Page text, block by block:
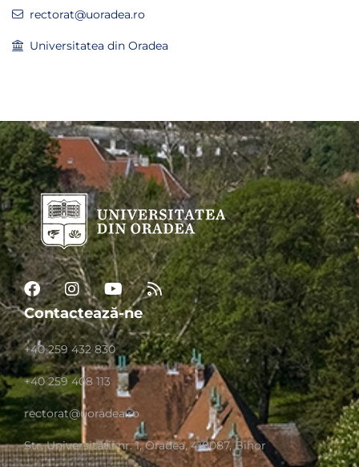
rectorat@uoradea.ro
Universitatea din Oradea
Contactează-ne
+40 259 432 830
+40 259 408 113
rectorat@uoradea.ro
Str. Universităţii nr. 1, Oradea, 410087, Bihor